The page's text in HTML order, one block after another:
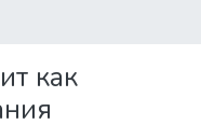
как